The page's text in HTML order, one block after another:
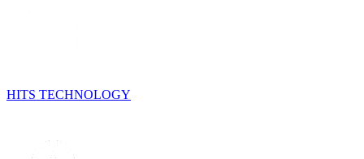
HITS TECHNOLOGY